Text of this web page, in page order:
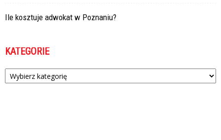
Ile kosztuje adwokat w Poznaniu?
KATEGORIE
Kategorie